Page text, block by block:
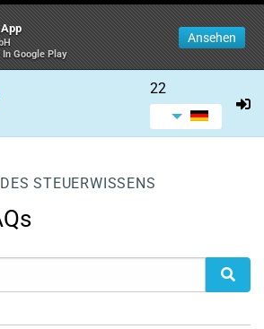
Google Play
Ansehen
22
STEUERWISSENS